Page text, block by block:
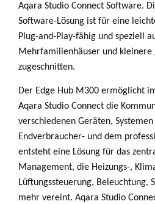
Aqara Studio Connect Software.
Software-Lösung ist für eine
Plug-and-Play-fähig und speziell
Mehrfamilienhäuser und
zugeschnitten.
Der Edge Hub M300 ermöglicht
Aqara Studio Connect die
verschiedenen Geräten,
Endverbraucher- und dem
entsteht eine Lösung für das
Management, die Heizungs-,
Lüftungssteuerung, Beleuchtung,
mehr vereint. Aqara Studio